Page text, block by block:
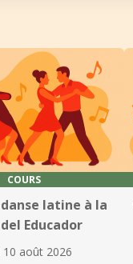
COURS
latine à la
Educador
10 août 2026